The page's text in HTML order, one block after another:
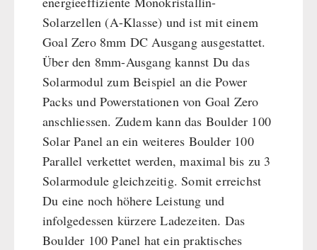
Solarzellen (A-Klasse) und ist mit einem
Goal Zero 8mm DC Ausgang ausgestattet.
Über den 8mm-Ausgang kannst Du das
Solarmodul zum Beispiel an die Power
Packs und Powerstationen von Goal Zero
anschliessen. Zudem kann das Boulder 100
Solar Panel an ein weiteres Boulder 100
Parallel verkettet werden, maximal bis zu 3
Solarmodule gleichzeitig. Somit erreichst
Du eine noch höhere Leistung und
infolgedessen kürzere Ladezeiten. Das
Boulder 100 Panel hat ein praktisches